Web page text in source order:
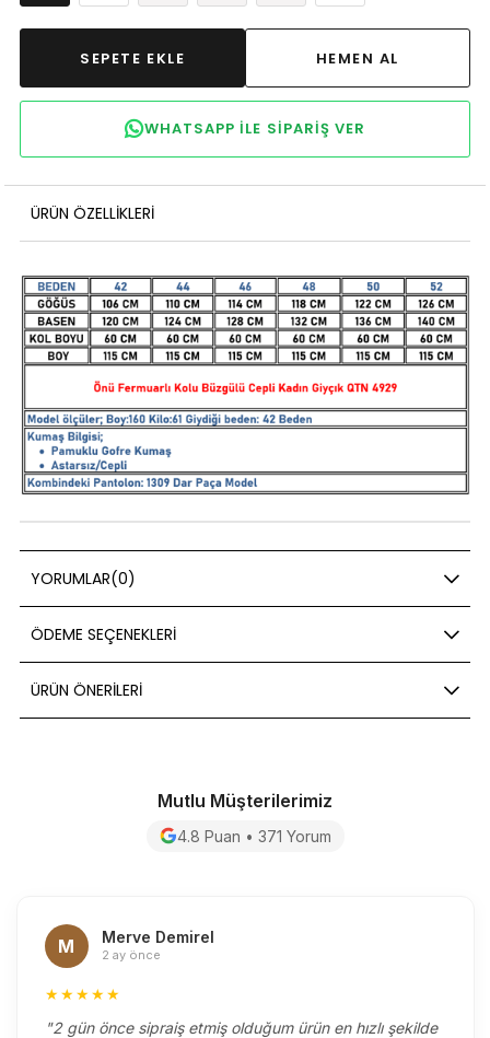
WHATSAPP ILE SIPARIŞ VER
ÜRÜN ÖZELLIKLERI
YORUMLAR(0)
ÖDEME SEÇENEKLERI
ÜRÜN ÖNERILERI
Mutlu Müşterilerimiz
4.8 Puan • 371 Yorum
M Merve Demirel
2 ay önce
★★★★★
"2 gün önce sipraiş etmiş olduğum ürün en hızlı şekilde